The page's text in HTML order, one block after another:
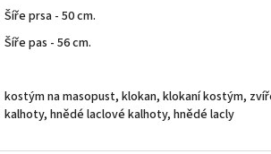
Šíře prsa - 50 cm.
Šíře pas - 56 cm.
kostým na masopust, klokan, klokaní kostým,
kalhoty, hnědé laclové kalhoty, hnědé lacly